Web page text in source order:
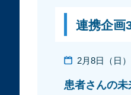
連携企
2月8日（日
患者さんの